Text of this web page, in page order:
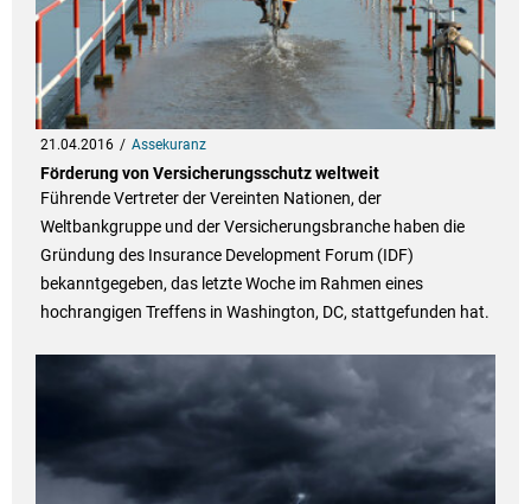
21.04.2016 Assekuranz
Förderung von Versicherungsschutz weltweit
Führende Vertreter der Vereinten Nationen, der
Weltbankgruppe und der Versicherungsbranche haben die
Gründung des Insurance Development Forum (IDF)
bekanntgegeben, das letzte Woche im Rahmen eines
hochrangigen Treffens in Washington, DC, stattgefunden hat.